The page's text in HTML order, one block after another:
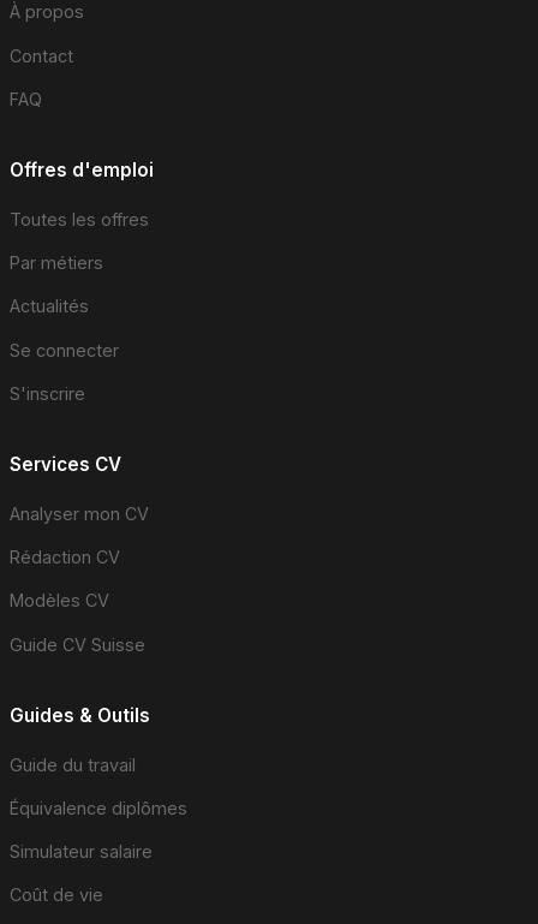
À propos
Contact
FAQ
Offres d'emploi
Toutes les offres
Par métiers
Actualités
Se connecter
S'inscrire
Services CV
Analyser mon CV
Rédaction CV
Modèles CV
Guide CV Suisse
Guides & Outils
Guide du travail
Équivalence diplômes
Simulateur salaire
Coût de vie